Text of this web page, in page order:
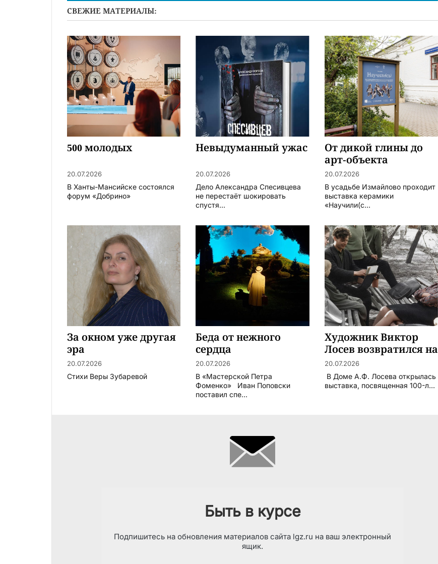
СВЕЖИЕ МАТЕРИАЛЫ:
500 молодых
20.07.2026
В Ханты-Мансийске состоялся
форум «Добрино»
Невыдуманный ужас
20.07.2026
Дело Александра Спесивцева
не перестаёт шокировать
спустя...
От дикой глины до
арт-объекта
20.07.2026
В усадьбе Измайлово проходит
выставка керамики
«Научили(с...
За окном уже другая
эра
20.07.2026
Стихи Веры Зубаревой
Беда от нежного
сердца
20.07.2026
В «Мастерской Петра
Фоменко» Иван Поповски
поставил спе...
Художник Виктор
Лосев возвратился на
Арбат
20.07.2026
В Доме А.Ф. Лосева открылась
выставка, посвященная 100-л...
Быть в курсе
Подпишитесь на обновления материалов сайта lgz.ru на ваш электронный
ящик.